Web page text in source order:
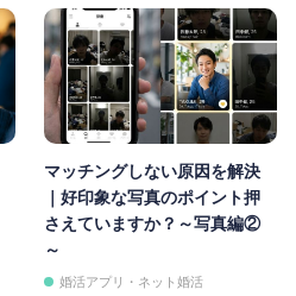
マッチングしない原因を解決
｜好印象な写真のポイント押
さえていますか？～写真編②
～
婚活アプリ・ネット婚活